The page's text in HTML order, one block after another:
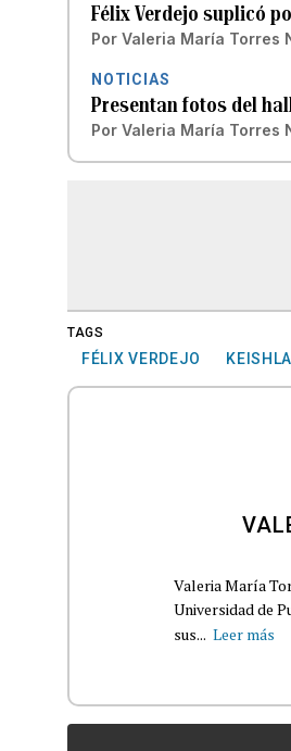
Félix Verdejo suplicó
Por Valeria María Torres
NOTICIAS
Presentan fotos del
Por Valeria María Torres
TAGS
FÉLIX VERDEJO
Valeria María
Universidad de
sus... Leer más